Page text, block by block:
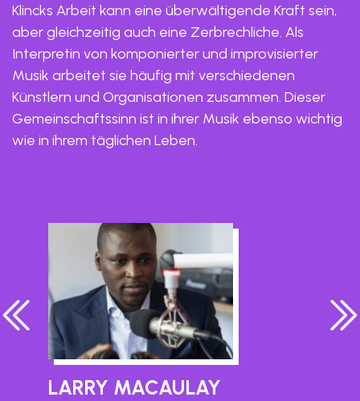
Klincks Arbeit kann eine überwältigende Kraft sein,
aber gleichzeitig auch eine Zerbrechliche. Als
Interpretin von komponierter und improvisierter
Musik arbeitet sie häufig mit verschiedenen
Künstlern und Organisationen zusammen. Dieser
Gemeinschaftssinn ist in ihrer Musik ebenso wichtig
wie in ihrem täglichen Leben.
LARRY MACAULAY